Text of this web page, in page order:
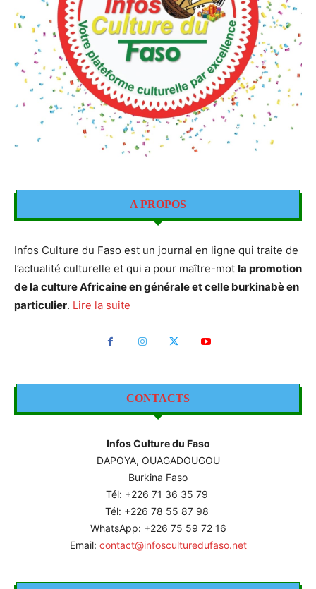
A PROPOS
Infos Culture du Faso est un journal en ligne qui traite de
l’actualité culturelle et qui a pour maître-mot la promotion
de la culture Africaine en générale et celle burkinabè en
particulier. Lire la suite
CONTACTS
Infos Culture du Faso
DAPOYA, OUAGADOUGOU
Burkina Faso
Tél: +226 71 36 35 79
Tél: +226 78 55 87 98
WhatsApp: +226 75 59 72 16
Email: contact@infosculturedufaso.net